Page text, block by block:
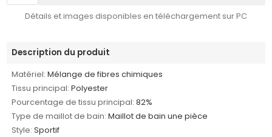
Détails et images disponibles en téléchargement sur PC
Description du produit
Matériel: Mélange de fibres chimiques
Tissu principal: Polyester
Pourcentage de tissu principal: 82%
Type de maillot de bain: Maillot de bain une pièce
Style: Sportif